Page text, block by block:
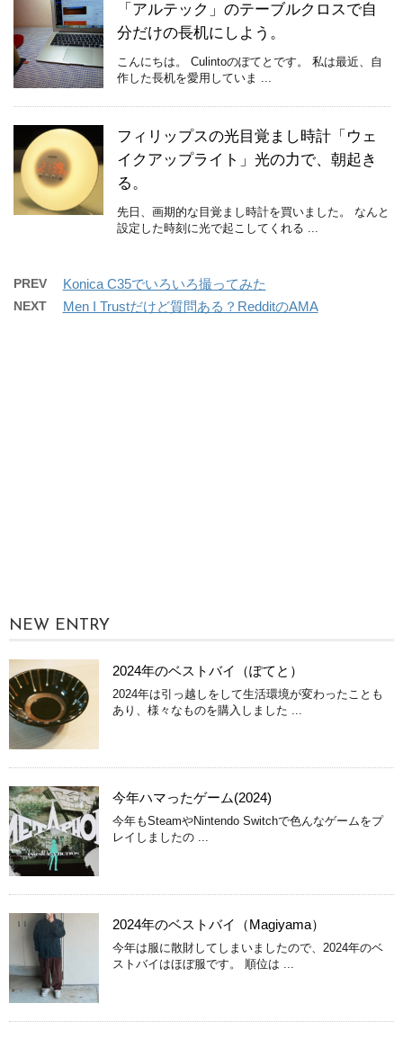
「アルテック」のテーブルクロスで自
分だけの長机にしよう。
こんにちは。 Culintoのぽてとです。 私は最近、自
作した長机を愛用していま ...
フィリップスの光目覚まし時計「ウェ
イクアップライト」光の力で、朝起き
る。
先日、画期的な目覚まし時計を買いました。 なんと
設定した時刻に光で起こしてくれる ...
PREV Konica C35でいろいろ撮ってみた
NEXT Men I Trustだけど質問ある？RedditのAMA
NEW ENTRY
2024年のベストバイ（ぽてと）
2024年は引っ越しをして生活環境が変わったことも
あり、様々なものを購入しました ...
今年ハマったゲーム(2024)
今年もSteamやNintendo Switchで色んなゲームをプ
レイしましたの ...
2024年のベストバイ（Magiyama）
今年は服に散財してしまいましたので、2024年のベ
ストバイはほぼ服です。 順位は ...